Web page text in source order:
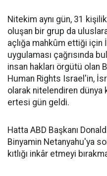
Nitekim aynı gün, 31
oluşan bir grup da
açlığa mahkûm ettiği için
uygulaması çağrısında
insan hakları örgütü olan
Human Rights Israel'in,
olarak nitelendiren dünya
ertesi gün geldi.
Hatta ABD Başkanı
Binyamin Netanyahu'ya
kıtlığı inkâr etmeyi